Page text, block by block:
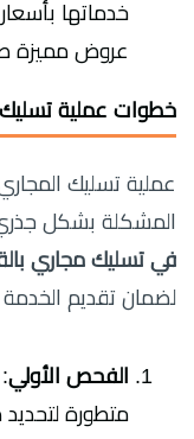
خدماتها
عروض مميزة
خطوات عملية تسليك
عملية تسليك
المشكلة بشكل
في تسليك مجاري
لضمان تقديم
الفحص الأولي
متطورة